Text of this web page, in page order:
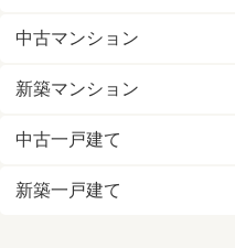
中古マンション
新築マンション
中古一戸建て
新築一戸建て